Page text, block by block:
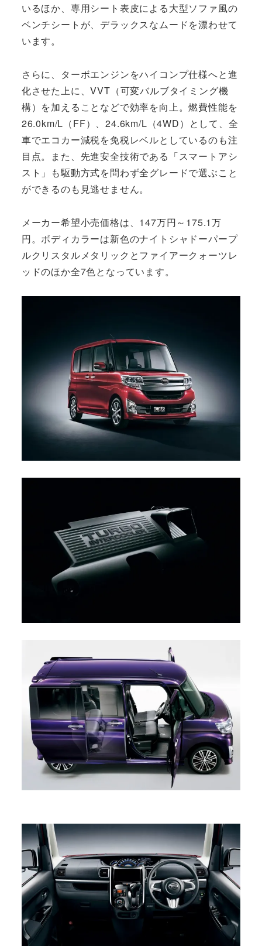
いるほか、専用シート表皮による大型ソファ風の
ベンチシートが、デラックスなムードを漂わせて
います。
さらに、ターボエンジンをハイコンプ仕様へと進
化させた上に、VVT（可変バルブタイミング機
構）を加えることなどで効率を向上。燃費性能を
26.0km/L（FF）、24.6km/L（4WD）として、全
車でエコカー減税を免税レベルとしているのも注
目点。また、先進安全技術である「スマートアシ
スト」も駆動方式を問わず全グレードで選ぶこと
ができるのも見逃せません。
メーカー希望小売価格は、147万円～175.1万
円。ボディカラーは新色のナイトシャドーパープ
ルクリスタルメタリックとファイアークォーツレ
ッドのほか全7色となっています。